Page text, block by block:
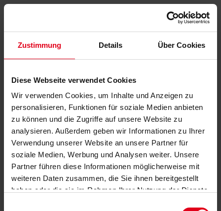
Zustimmung Details Über Cookies
Diese Webseite verwendet Cookies
Wir verwenden Cookies, um Inhalte und Anzeigen zu
personalisieren, Funktionen für soziale Medien anbieten
zu können und die Zugriffe auf unsere Website zu
analysieren. Außerdem geben wir Informationen zu Ihrer
Verwendung unserer Website an unsere Partner für
soziale Medien, Werbung und Analysen weiter. Unsere
Partner führen diese Informationen möglicherweise mit
weiteren Daten zusammen, die Sie ihnen bereitgestellt
haben oder die sie im Rahmen Ihrer Nutzung der Dienste